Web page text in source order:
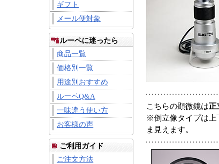
ギフト
メール便対象
ルーペに迷ったら
商品一覧
価格別一覧
用途別おすすめ
ルーペQ&A
一味違う使い方
お客様の声
ご利用ガイド
ご注文方法
こちらの顕微鏡は正
※倒立像タイプは上
ま見えます。